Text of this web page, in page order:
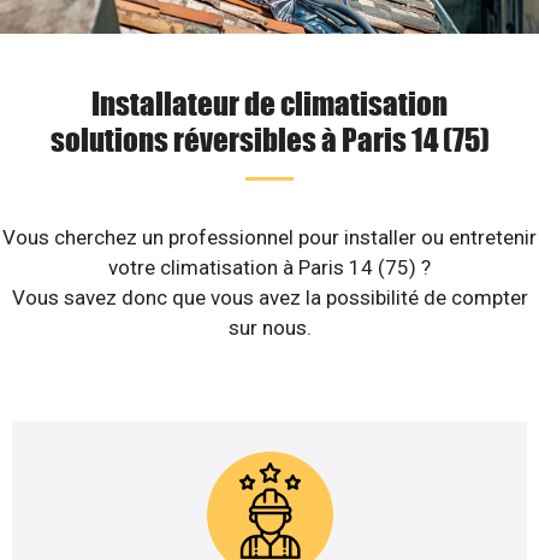
Installateur de climatisation
solutions réversibles à Paris 14 (75)
Vous cherchez un professionnel pour installer ou entretenir
votre climatisation à Paris 14 (75) ?
Vous savez donc que vous avez la possibilité de compter
sur nous.